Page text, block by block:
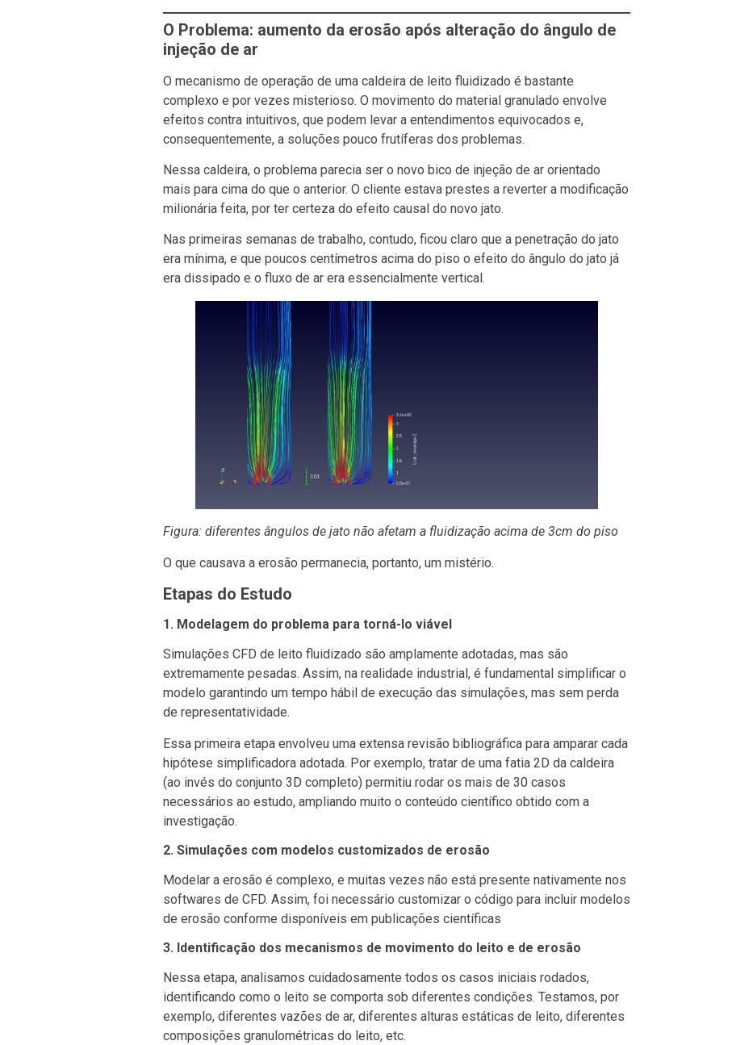
O Problema: aumento da erosão após alteração do ângulo de
injeção de ar
O mecanismo de operação de uma caldeira de leito fluidizado é bastante
complexo e por vezes misterioso. O movimento do material granulado envolve
efeitos contra intuitivos, que podem levar a entendimentos equivocados e,
consequentemente, a soluções pouco frutíferas dos problemas.
Nessa caldeira, o problema parecia ser o novo bico de injeção de ar orientado
mais para cima do que o anterior. O cliente estava prestes a reverter a modificação
milionária feita, por ter certeza do efeito causal do novo jato.
Nas primeiras semanas de trabalho, contudo, ficou claro que a penetração do jato
era mínima, e que poucos centímetros acima do piso o efeito do ângulo do jato já
era dissipado e o fluxo de ar era essencialmente vertical.
Figura: diferentes ângulos de jato não afetam a fluidização acima de 3cm do piso
O que causava a erosão permanecia, portanto, um mistério.
Etapas do Estudo
1. Modelagem do problema para torná-lo viável
Simulações CFD de leito fluidizado são amplamente adotadas, mas são
extremamente pesadas. Assim, na realidade industrial, é fundamental simplificar o
modelo garantindo um tempo hábil de execução das simulações, mas sem perda
de representatividade.
Essa primeira etapa envolveu uma extensa revisão bibliográfica para amparar cada
hipótese simplificadora adotada. Por exemplo, tratar de uma fatia 2D da caldeira
(ao invés do conjunto 3D completo) permitiu rodar os mais de 30 casos
necessários ao estudo, ampliando muito o conteúdo científico obtido com a
investigação.
2. Simulações com modelos customizados de erosão
Modelar a erosão é complexo, e muitas vezes não está presente nativamente nos
softwares de CFD. Assim, foi necessário customizar o código para incluir modelos
de erosão conforme disponíveis em publicações científicas
3. Identificação dos mecanismos de movimento do leito e de erosão
Nessa etapa, analisamos cuidadosamente todos os casos iniciais rodados,
identificando como o leito se comporta sob diferentes condições. Testamos, por
exemplo, diferentes vazões de ar, diferentes alturas estáticas de leito, diferentes
composições granulométricas do leito, etc.